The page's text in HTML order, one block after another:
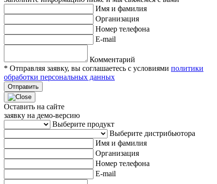
Имя и фамилия
Организация
Номер телефона
E-mail
Комментарий
* Отправляя заявку, вы соглашаетесь с условиями политики
обработки персональных данных
Отправить
Оставить на сайте
заявку на демо-версию
Выберите продукт
Выберите дистрибьютора
Имя и фамилия
Организация
Номер телефона
E-mail